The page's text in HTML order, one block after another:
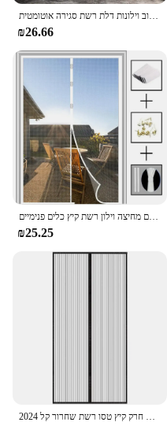
₪26.66
₪25.25
2024 חדש מסך דלת מסך מגנטי חדש סגירת אוטומטי נגד יתושים רשת חרק קיץ טסו רשת שחרור קל